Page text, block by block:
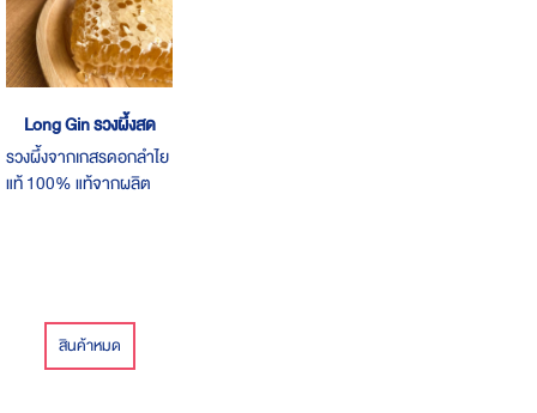
Long Gin รวงผึ้งสด
รวงผึ้งจากเกสรดอกลำไย
แท้ 100% แท้จากผลิต
สินค้าหมด